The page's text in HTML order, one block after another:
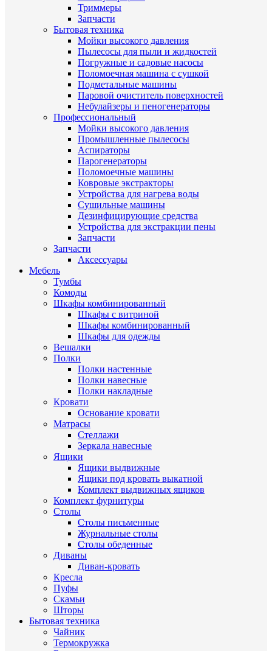
Триммеры
Запчасти
Бытовая техника
Мойки высокого давления
Пылесосы для пыли и жидкостей
Погружные и садовые насосы
Поломоечная машина с сушкой
Подметальные машины
Паровой очиститель поверхностей
Небулайзеры и пеногенераторы
Профессиональный
Мойки высокого давления
Промышленные пылесосы
Аспираторы
Парогенераторы
Поломоечные машины
Ковровые экстракторы
Устройства для нагрева воды
Сушильные машины
Дезинфицирующие средства
Устройства для экстракции пены
Запчасти
Запчасти
Аксессуары
Мебель
Тумбы
Комоды
Шкафы комбинированный
Шкафы с витриной
Шкафы комбинированный
Шкафы для одежды
Вешалки
Полки
Полки настенные
Полки навесные
Полки накладные
Кровати
Основание кровати
Матрасы
Стеллажи
Зеркала навесные
Ящики
Ящики выдвижные
Ящики под кровать выкатной
Комплект выдвижных ящиков
Комплект фурнитуры
Столы
Столы письменные
Журнальные cтолы
Столы обеденные
Диваны
Диван-кровать
Кресла
Пуфы
Скамьи
Шторы
Бытовая техника
Чайник
Термокружка